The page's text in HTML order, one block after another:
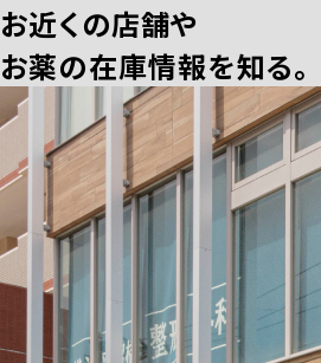
お近くの店舗や
お薬の在庫情報を知る。